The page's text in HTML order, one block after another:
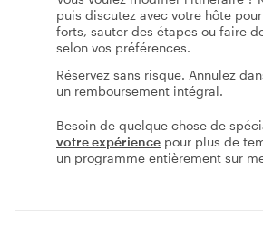
puis discutez avec votre hôte
forts, sauter des étapes ou faire
selon vos préférences.
Réservez sans risque. Annulez
un remboursement intégral.
Besoin de quelque chose de
votre expérience pour plus de
un programme entièrement sur